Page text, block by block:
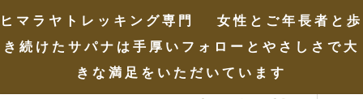
ヒマラヤトレッキング専門 女性とご年長者と歩
き続けたサパナは手厚いフォローとやさしさで大
きな満足をいただいています